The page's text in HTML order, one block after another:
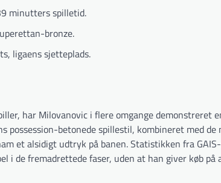
minutters spilletid.
bronze.
ligaens sjetteplads.
har Milovanovic i flere omgange demonstreret
possession-betonede spillestil, kombineret med
et alsidigt udtryk på banen. Statistikken fra
i de fremadrettede faser, uden at han giver køb på